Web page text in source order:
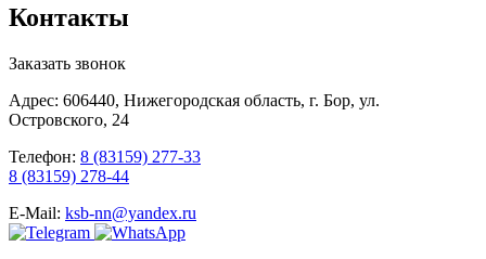
Контакты
Заказать звонок
Адрес: 606440, Нижегородская область, г. Бор, ул.
Островского, 24
Телефон: 8 (83159) 277-33
8 (83159) 278-44
E-Mail: ksb-nn@yandex.ru